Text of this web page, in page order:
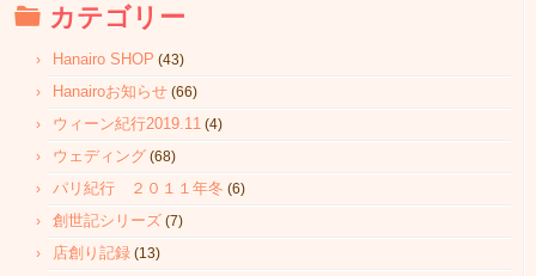
カテゴリー
Hanairo SHOP (43)
Hanairoお知らせ (66)
ウィーン紀行2019.11 (4)
ウェディング (68)
パリ紀行 ２０１１年冬 (6)
創世記シリーズ (7)
店創り記録 (13)